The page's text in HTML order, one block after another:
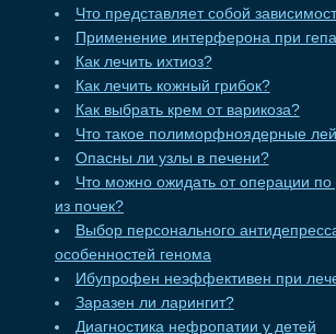
Что представляет собой
Применение интерферона при
Как лечить ихтиоз?
Как лечить кожный грибок?
Как выбрать крем от варикоза?
Что такое полиморфноядерные
Опасны ли узлы в печени?
Что можно ожидать от операции
из почек?
Выбор персонального
особенностей генома
Ибупрофен неэффективен при
Заразен ли ларингит?
Диагностика нефропатии у детей